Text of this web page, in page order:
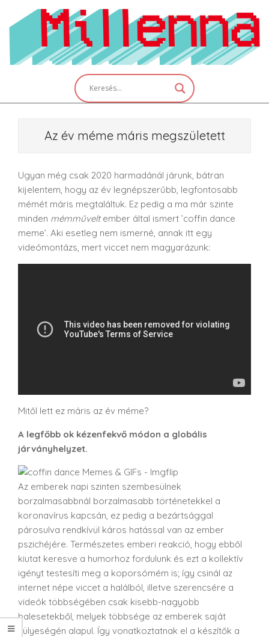
content
Az év méme máris megszületett
Ugyan még csak 2020 harmadánál járunk, bátran
kijelentem, hogy az év legnépszerűbb, legfontosabb
mémét máris megtaláltuk. Ez pedig a ma már szinte
minden mémműveltember által ismert ’coffin dance
meme’. Aki esetleg nem ismerné, annak itt egy
videómontázs, mert viccet nem magyarázunk:
Mitől lett ez máris az év méme?
A legfőbb ok kézenfekvő módon a globális
járványhelyzet.
Az emberek napi szinten szembesülnek
borzalmasabbnál borzalmasabb történetekkel a
koronavírus kapcsán, ez pedig a bezártsággal
párosulva rendkívül káros hatással van az ember
pszichéjére. Természetes emberi reakció, hogy ebből
kiutat keresve a humorhoz fordulunk és ezt a kollektív
igényt testesíti meg a koporsómém is; így csinál az
internet népe viccet a halálból, illetve szerencsére a
videók többségében csak kisebb-nagyobb
balesetekből, melyek többsége az emberek saját
hülyeségén alapul. Így vonatkoztatnak el a készítők a